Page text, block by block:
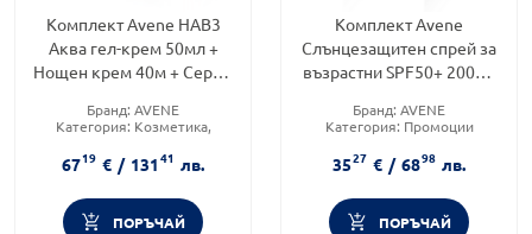
Комплект Avene HAB3
Аква гел-крем 50мл +
Нощен крем 40м + Серум
SPF50 5мл
Бранд: AVENE
Категория: Козметика,
Форма на продукта:
комплект
6719 € / 13141 лв.
ПОРЪЧАЙ
Комплект Avene
Слънцезащитен спрей за
възрастни SPF50+ 200мл
SPF50+ 50мл
Бранд: AVENE
Категория: Промоции
комплект
3527 € / 6898 лв.
ПОРЪЧАЙ